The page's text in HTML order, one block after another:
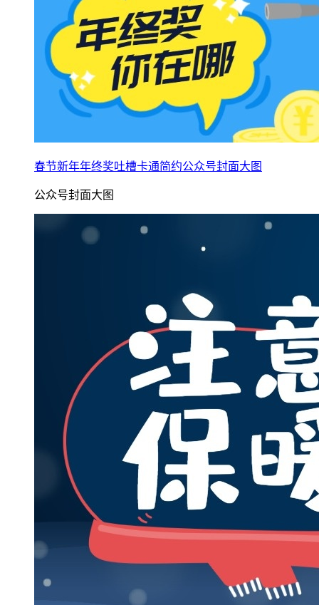
春节新年年终奖吐槽卡通简约公众号封面大图
公众号封面大图